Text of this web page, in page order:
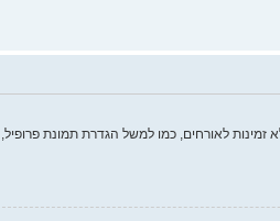
לאורחים, כמו למשל הגדרת תמונת